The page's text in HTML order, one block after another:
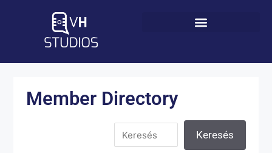
Member Directory